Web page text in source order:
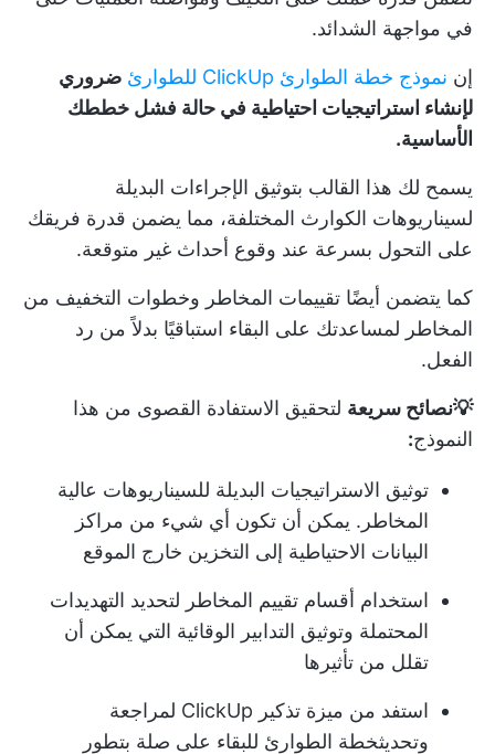
في مواجهة الشدائد.
إن نموذج خطة الطوارئ ClickUp للطوارئ
ضروري
لإنشاء استراتيجيات احتياطية في حالة فشل خططك
الأساسية.
يسمح لك هذا القالب بتوثيق الإجراءات البديلة
لسيناريوهات الكوارث المختلفة، مما يضمن قدرة فريقك
على التحول بسرعة عند وقوع أحداث غير متوقعة.
كما يتضمن أيضًا تقييمات المخاطر وخطوات التخفيف من
المخاطر لمساعدتك على البقاء استباقيًا بدلاً من رد
الفعل.
💡نصائح سريعة لتحقيق الاستفادة القصوى من هذا
النموذج:
توثيق الاستراتيجيات البديلة للسيناريوهات عالية
المخاطر. يمكن أن تكون أي شيء من مراكز
البيانات الاحتياطية إلى التخزين خارج الموقع
استخدام أقسام تقييم المخاطر لتحديد التهديدات
المحتملة وتوثيق التدابير الوقائية التي يمكن أن
تقلل من تأثيرها
استفد من ميزة تذكير ClickUp لمراجعة
وتحديثخطة الطوارئ للبقاء على صلة بتطور